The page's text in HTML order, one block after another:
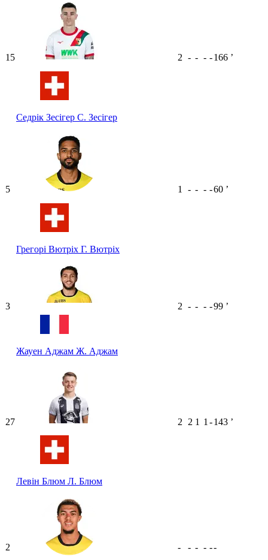
15
Седрік Зесігер С. Зесігер
2 - - - -166 ʼ
5
Грегорі Вютріх Г. Вютріх
1 - - - -60 ʼ
3
Жауен Аджам Ж. Аджам
2 - - - -99 ʼ
27
Левін Блюм Л. Блюм
2 2 1 1 -143 ʼ
2 - - - - --